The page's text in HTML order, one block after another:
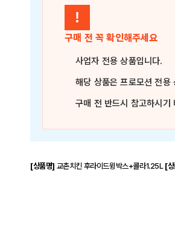
!
구매 전 꼭 확인해주세요
사업자 전용 상품입니다.
해당 상품은프로모션 전용
구매 전 반드시 참고하시기
[상품명] 교촌치킨 후라이드윙박스+콜라1.25L [